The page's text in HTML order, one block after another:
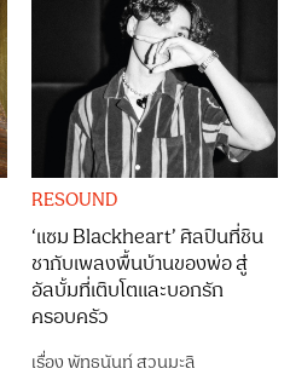
RESOUND
‘แซม Blackheart’ ศิลปินที่ชิน
ชากับเพลงพื้นบ้านของพ่อ สู่
อัลบั้มที่เติบโตและบอกรัก
ครอบครัว
เรื่องพัทธนันท์ สวนมะลิ